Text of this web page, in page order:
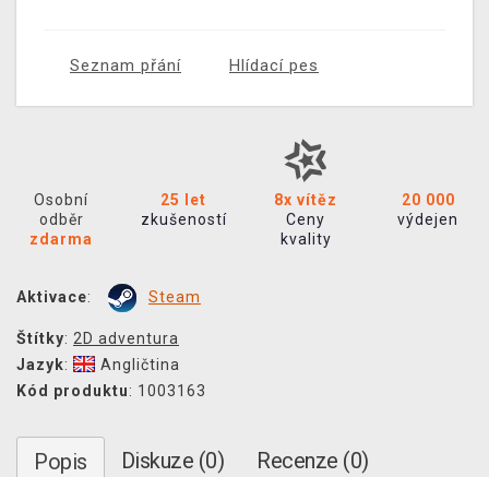
Seznam přání Hlídací pes
Osobní
odběr
zdarma
25 let
zkušeností
8x vítěz
Ceny
kvality
20 000
výdejen
Aktivace: Steam
Štítky: 2D adventura
Jazyk:
Angličtina
Kód produktu: 1003163
Popis Diskuze (0) Recenze (0)